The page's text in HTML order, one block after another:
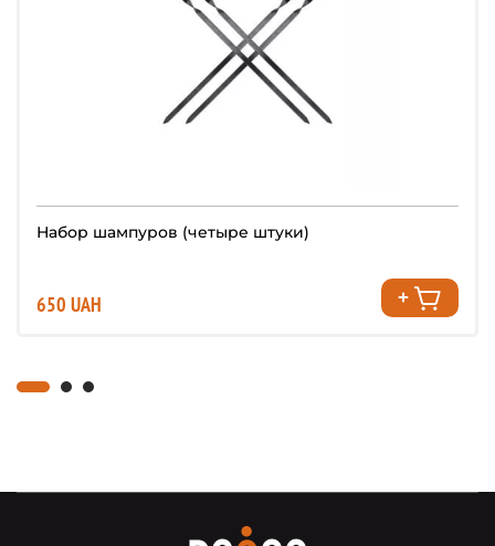
Набор шампуров (четыре штуки)
650 UAH